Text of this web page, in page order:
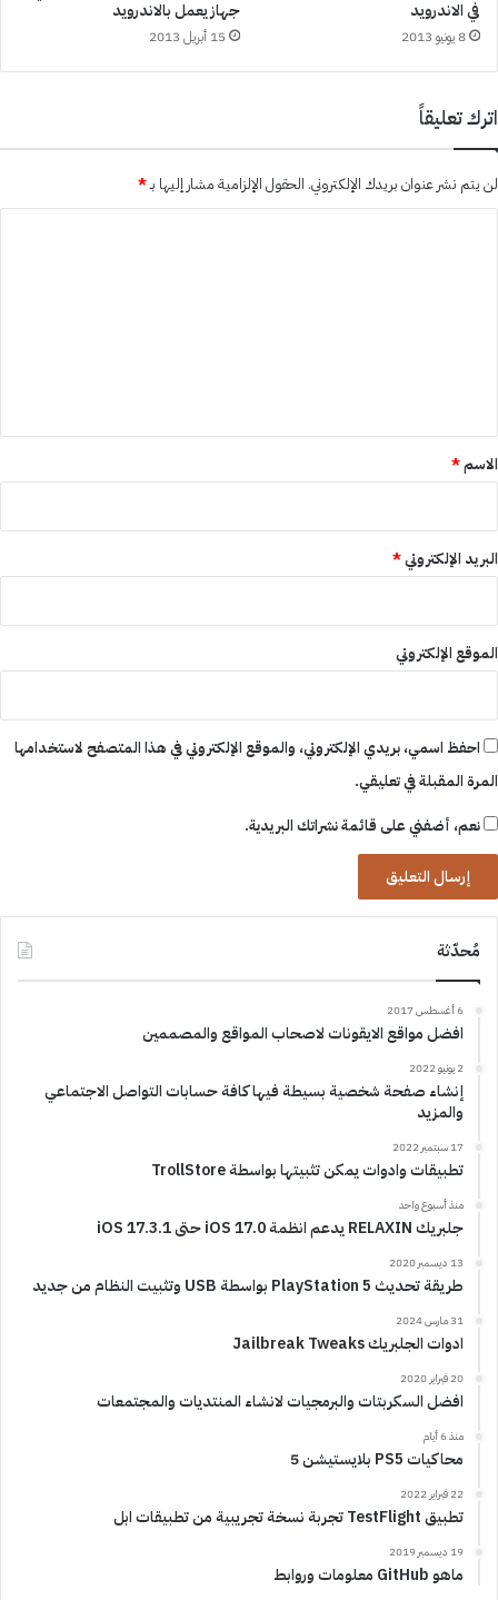
في الاندرويد
8 يونيو 2013
جهاز يعمل بالاندرويد
15 أبريل 2013
اترك تعليقاً
لن يتم نشر عنوان بريدك الإلكتروني. الحقول الإلزامية مشار إليها بـ*
*
الاسم*
البريد الإلكتروني*
الموقع الإلكتروني
احفظ اسمي، بريدي الإلكتروني، والموقع الإلكتروني في هذا المتصفح لاستخدامها
المرة المقبلة في تعليقي.
نعم، أضفني على قائمة نشراتك البريدية.
مُحدّثة
6 أغسطس 2017
افضل مواقع الايقونات لاصحاب المواقع والمصممين
2 يونيو 2022
إنشاء صفحة شخصية بسيطة فيها كافة حسابات التواصل الاجتماعي
والمزيد
17 سبتمبر 2022
تطبيقات وادوات يمكن تثبيتها بواسطة TrollStore
منذ أسبوع واحد
جلبريك RELAXIN يدعم انظمة iOS 17.0 حتى iOS 17.3.1
13 ديسمبر 2020
طريقة تحديث PlayStation 5 بواسطة USB وتثبيت النظام من جديد
31 مارس 2024
ادوات الجلبريك Jailbreak Tweaks
20 فبراير 2020
افضل السكربتات والبرمجيات لانشاء المنتديات والمجتمعات
منذ 6 أيام
محاكيات PS5 بلايستيشن 5
22 فبراير 2022
تطبيق TestFlight تجربة نسخة تجريبية من تطبيقات ابل
19 ديسمبر 2019
ماهو GitHub معلومات وروابط